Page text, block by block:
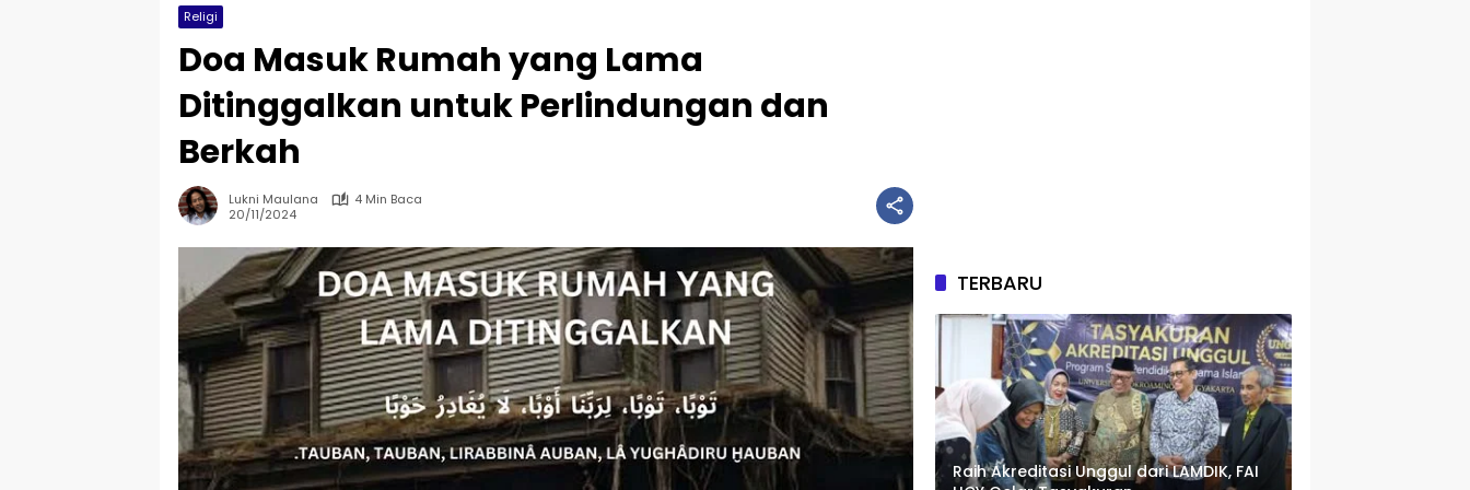
Religi
Doa Masuk Rumah yang Lama
Ditinggalkan untuk Perlindungan dan
Berkah
Lukni Maulana
4 Min Baca
20/11/2024
TERBARU
Raih Akreditasi Unggul dari LAMDIK, FAI